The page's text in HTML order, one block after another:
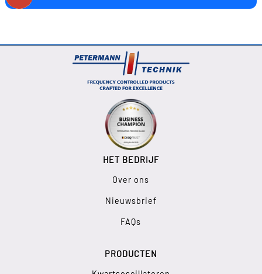
HET BEDRIJF
Over ons
Nieuwsbrief
FAQs
PRODUCTEN